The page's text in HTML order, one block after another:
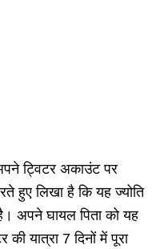
ट्विटर अकाउंट पर
हुए लिखा है कि यह ज्योति
अपने घायल पिता को यह
यात्रा 7 दिनों में पूरा